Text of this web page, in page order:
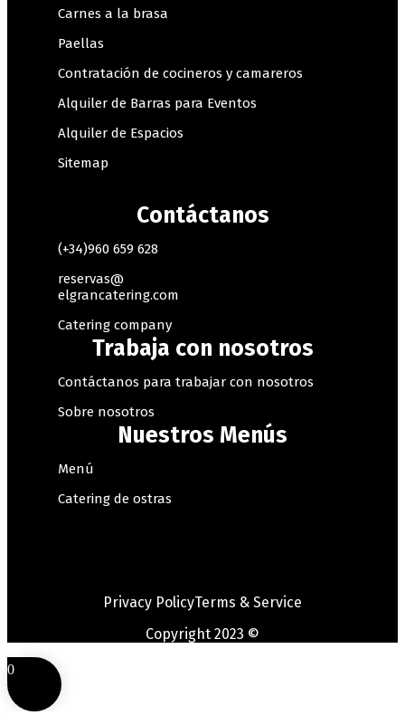
Carnes a la brasa
Paellas
Contratación de cocineros y camareros
Alquiler de Barras para Eventos
Alquiler de Espacios
Sitemap
Contáctanos
(+34)960 659 628
reservas@
elgrancatering.com
Catering company
Trabaja con nosotros
Contáctanos para trabajar con nosotros
Sobre nosotros
Nuestros Menús
Menú
Catering de ostras
Privacy PolicyTerms & Service
Copyright 2023 ©
0